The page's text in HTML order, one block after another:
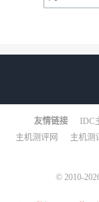
友情链接 IDC
主机测评网
主机测
© 2010-